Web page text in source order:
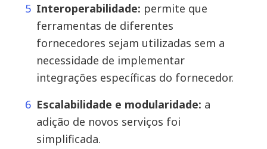
Interoperabilidade: permite que
ferramentas de diferentes
fornecedores sejam utilizadas sem a
necessidade de implementar
integrações específicas do fornecedor.
Escalabilidade e modularidade: a
adição de novos serviços foi
simplificada.